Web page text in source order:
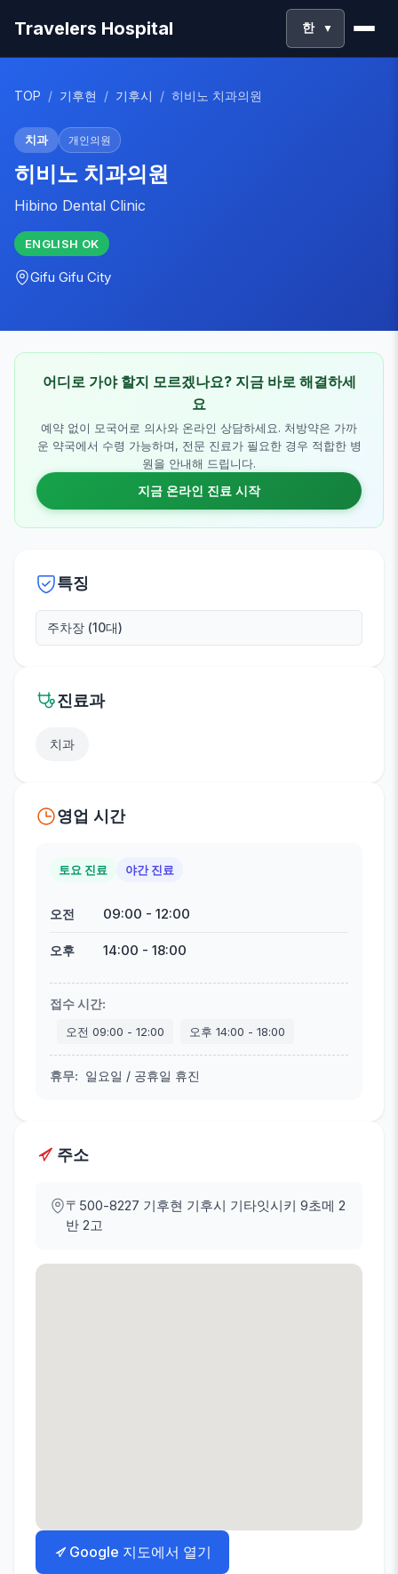
Travelers Hospital 한 ▼
TOP / 기후현 / 기후시 / 히비노 치과의원
치과 개인의원
히비노 치과의원
Hibino Dental Clinic
ENGLISH OK
Gifu Gifu City
어디로 가야 할지 모르겠나요? 지금 바로 해결하세
요
예약 없이 모국어로 의사와 온라인 상담하세요. 처방약은 가까
운 약국에서 수령 가능하며, 전문 진료가 필요한 경우 적합한 병
원을 안내해 드립니다.
지금 온라인 진료 시작
특징
주차장 (10대)
진료과
치과
영업 시간
토요 진료 야간 진료
오전 09:00 - 12:00
오후 14:00 - 18:00
접수 시간:
오전 09:00 - 12:00 오후 14:00 - 18:00
휴무: 일요일 / 공휴일 휴진
주소
〒500-8227 기후현 기후시 기타잇시키 9초메 2
반 2고
Google 지도에서 열기